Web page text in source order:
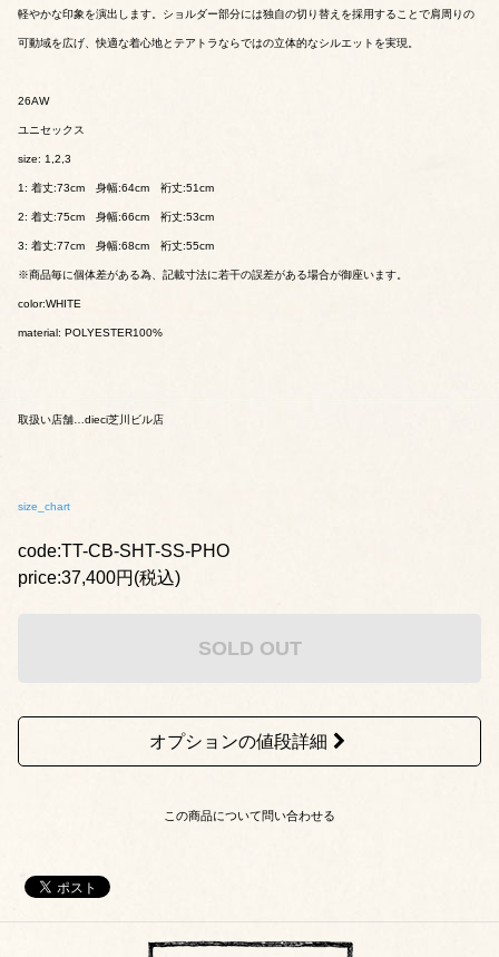
軽やかな印象を演出します。ショルダー部分には独自の切り替えを採用することで肩周りの
可動域を広げ、快適な着心地とテアトラならではの立体的なシルエットを実現。
26AW
ユニセックス
size: 1,2,3
1: 着丈:73cm 身幅:64cm 裄丈:51cm
2: 着丈:75cm 身幅:66cm 裄丈:53cm
3: 着丈:77cm 身幅:68cm 裄丈:55cm
※商品毎に個体差がある為、記載寸法に若干の誤差がある場合が御座います。
color:WHITE
material: POLYESTER100%
取扱い店舗…dieci芝川ビル店
size_chart
code:TT-CB-SHT-SS-PHO
price:37,400円(税込)
SOLD OUT
オプションの値段詳細
この商品について問い合わせる